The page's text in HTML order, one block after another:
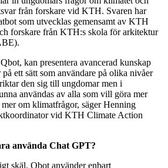
från forskare vid KTH. Svaren har
som utvecklas gemensamt av KTH
forskare från KTH:s skola för arkitektur
kan presentera avancerad kunskap
ett sätt som användare på olika nivåer
den sig till ungdomar men i
användas av alla som vill göra mer
om klimatfrågor, säger Henning
vid KTH Climate Action
använda Chat GPT?
skäl. Qbot använder enbart